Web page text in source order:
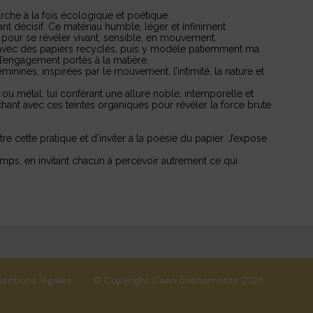
à la fois écologique et poétique.
décisif. Ce matériau humble, léger et infiniment
se révéler vivant, sensible, en mouvement.
des papiers recyclés, puis y modèle patiemment ma
portés à la matière.
inspirées par le mouvement, l’intimité, la nature et
métal, lui conférant une allure noble, intemporelle et
avec ces teintes organiques pour révéler la force brute
cette pratique et d’inviter à la poésie du papier. J’expose
en invitant chacun à percevoir autrement ce qui
légales © Copyright Caen Événements 2025